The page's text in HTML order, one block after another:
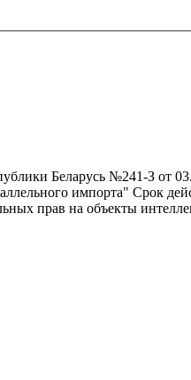
Беларусь №241-З от
импорта" Срок
прав на объекты